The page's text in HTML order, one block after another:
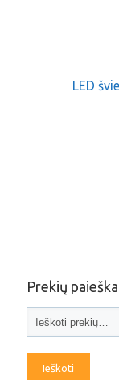
LED
Prekių paieška
Ieškoti